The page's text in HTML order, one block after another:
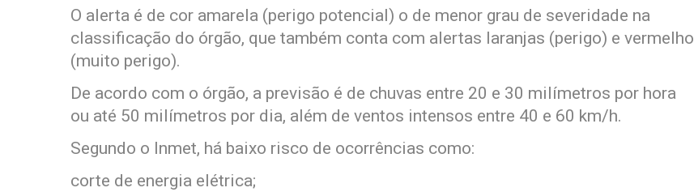
O alerta é de cor amarela (perigo potencial) o de menor grau de severidade na
classificação do órgão, que também conta com alertas laranjas (perigo) e vermelho
(muito perigo).
De acordo com o órgão, a previsão é de chuvas entre 20 e 30 milímetros por hora
ou até 50 milímetros por dia, além de ventos intensos entre 40 e 60 km/h.
Segundo o Inmet, há baixo risco de ocorrências como:
corte de energia elétrica;